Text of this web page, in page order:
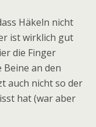
Häkeln nicht
ist wirklich gut
die Finger
an den
auch nicht so der
hat (war aber